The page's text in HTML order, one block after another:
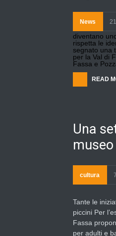
News
diventano
rispetta le
segnato una
per la Val di
Fassa e
READ
Una
cultura
Tante le
piccini Per
Fassa
per adulti e